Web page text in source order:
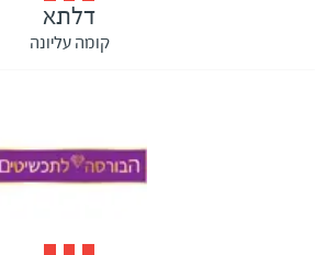
דלתא
קומה עליונה